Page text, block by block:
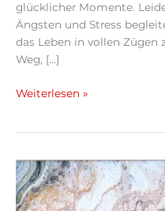
glücklicher Momente.
Ängsten und Stress
das Leben in vollen Zügen
Weg, […]
Weiterlesen »
Kunstwerk:
Lebensabschnitte